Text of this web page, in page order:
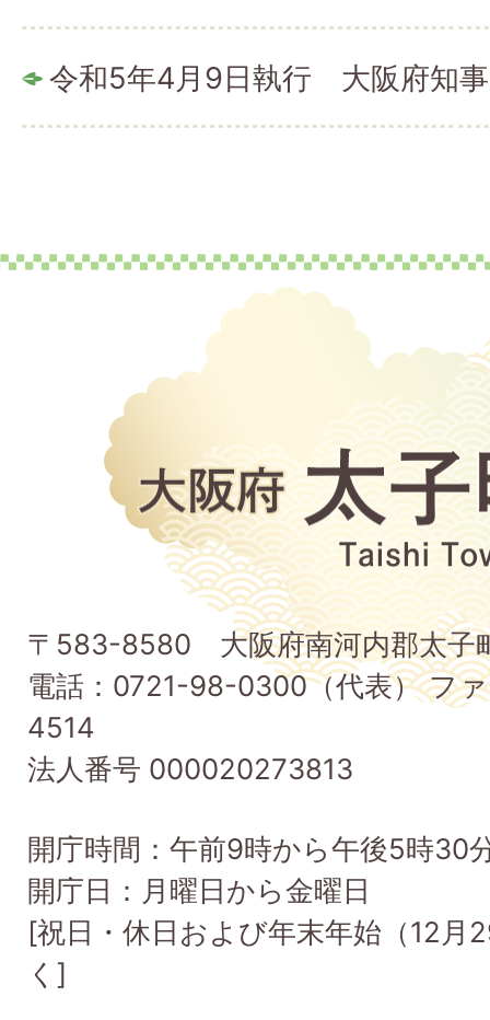
令和5年4月9日執行 大阪府知
町
Taishi
Town
〒583-8580 大阪府南河内郡太子
電話：0721-98-0300（代表） フ
4514
法人番号 000020273813
開庁時間：午前9時から午後5時30
開庁日：月曜日から金曜日
[祝日・休日および年末年始（12月
く]